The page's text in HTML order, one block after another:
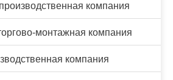
компания
монтажная компания
компания